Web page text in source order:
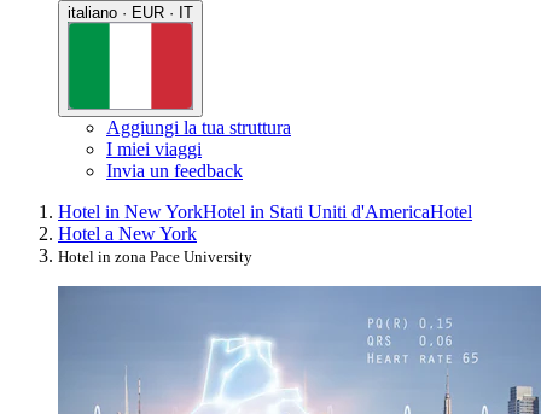
italiano · EUR · IT
Aggiungi la tua struttura
I miei viaggi
Invia un feedback
Hotel in New YorkHotel in Stati Uniti d'AmericaHotel
Hotel a New York
Hotel in zona Pace University